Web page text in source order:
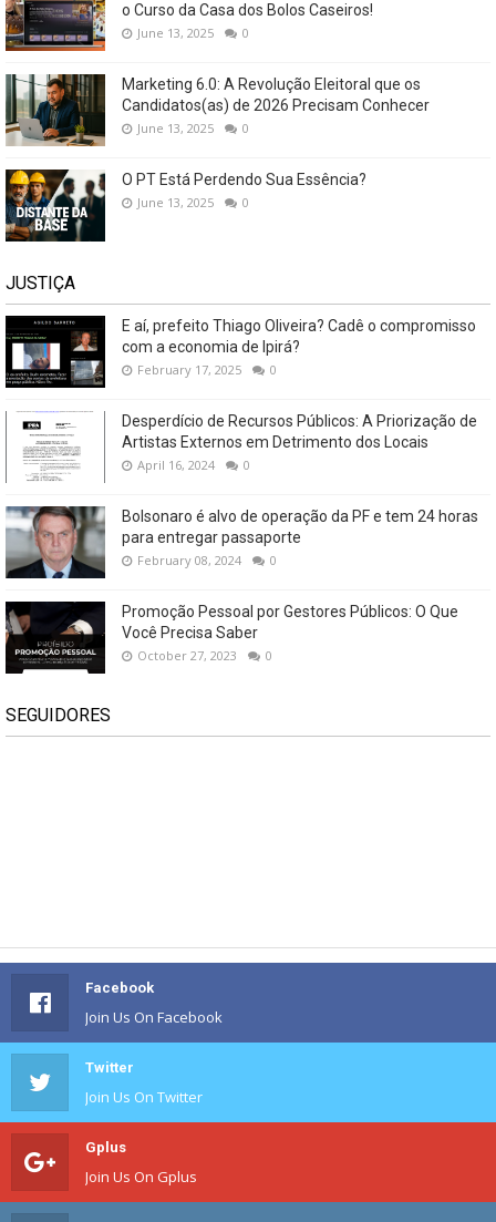
o Curso da Casa dos Bolos Caseiros!
June 13, 2025 0
Marketing 6.0: A Revolução Eleitoral que os
Candidatos(as) de 2026 Precisam Conhecer
June 13, 2025 0
O PT Está Perdendo Sua Essência?
June 13, 2025 0
JUSTIÇA
E aí, prefeito Thiago Oliveira? Cadê o compromisso
com a economia de Ipirá?
February 17, 2025 0
Desperdício de Recursos Públicos: A Priorização de
Artistas Externos em Detrimento dos Locais
April 16, 2024 0
Bolsonaro é alvo de operação da PF e tem 24 horas
para entregar passaporte
February 08, 2024 0
Promoção Pessoal por Gestores Públicos: O Que
Você Precisa Saber
October 27, 2023 0
SEGUIDORES
Facebook
Join Us On Facebook
Twitter
Join Us On Twitter
Gplus
Join Us On Gplus